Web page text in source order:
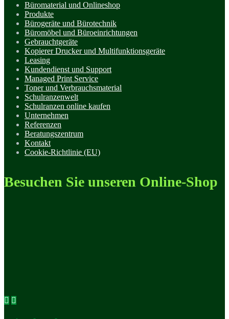
Büromaterial und Onlineshop
Produkte
Bürogeräte und Bürotechnik
Büromöbel und Büroeinrichtungen
Gebrauchtgeräte
Kopierer Drucker und Multifunktionsgeräte
Leasing
Kundendienst und Support
Managed Print Service
Toner und Verbrauchsmaterial
Schulranzenwelt
Schulranzen online kaufen
Unternehmen
Referenzen
Beratungszentrum
Kontakt
Cookie-Richtlinie (EU)
Besuchen Sie unseren Online-Shop